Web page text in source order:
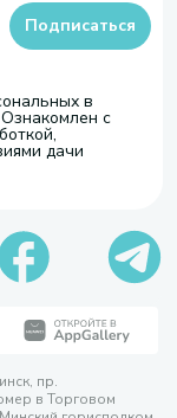
в
с
дачи
Подписаться
пр.
в Торговом